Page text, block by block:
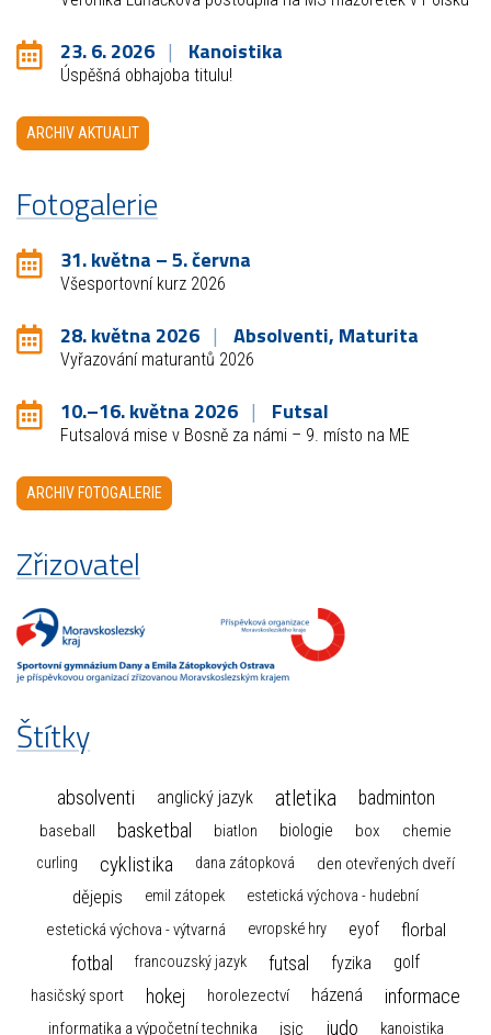
23. 6. 2026 Kanoistika
Úspěšná obhajoba titulu!
ARCHIV AKTUALIT
Fotogalerie
31. května – 5. června
Všesportovní kurz 2026
28. května 2026 Absolventi, Maturita
Vyřazování maturantů 2026
10.–16. května 2026 Futsal
Futsalová mise v Bosně za námi – 9. místo na ME
ARCHIV FOTOGALERIE
Zřizovatel
Štítky
absolventi anglický jazyk atletika badminton
baseball basketbal biatlon biologie box chemie
curling cyklistika dana zátopková den otevřených dveří
dějepis emil zátopek estetická výchova - hudební
estetická výchova - výtvarná evropské hry eyof florbal
fotbal francouzský jazyk futsal fyzika golf
hasičský sport hokej horolezectví házená informace
informatika a výpočetní technika isic judo kanoistika